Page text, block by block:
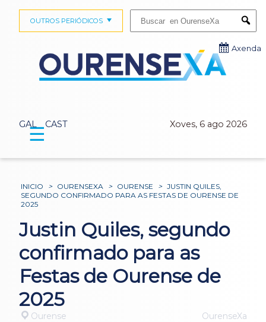
GAL CAST Xoves, 6 ago 2026
OUTROS PERIÓDICOS
Axenda
☰
INICIO > OURENSEXA > OURENSE > JUSTIN QUILES,
SEGUNDO CONFIRMADO PARA AS FESTAS DE OURENSE DE
2025
Justin Quiles, segundo
confirmado para as
Festas de Ourense de
2025
Ourense OurenseXa